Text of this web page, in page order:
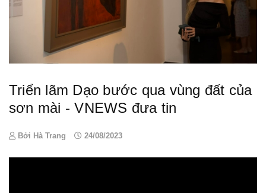
Triển lãm Dạo bước qua vùng đất của
sơn mài - VNEWS đưa tin
Bởi Hà Trang 24/08/2023